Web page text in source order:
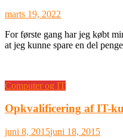
marts 19, 2022
For første gang har jeg købt
at jeg kunne spare en del
Computer og IT
Opkvalificering af IT-
juni 8, 2015juni 18, 2015